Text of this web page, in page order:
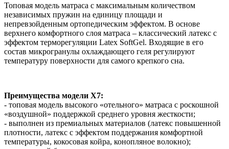
Топовая модель матраса с максимальным количеством
независимых пружин на единицу площади и
непревзойденным ортопедическим эффектом. В основе
верхнего комфортного слоя матраса – классический латекс с
эффектом терморегуляции Latex SoftGel. Входящие в его
состав микрогранулы охлаждающего геля регулируют
температуру поверхности для самого крепкого сна.
Преимущества модели X7:
- топовая модель высокого «отельного» матраса с роскошной
«воздушной» поддержкой среднего уровня жесткости;
- выполнен из премиальных материалов (латекс повышенной
плотности, латекс с эффектом поддержания комфортной
температуры, кокосовая койра, конопляное волокно);